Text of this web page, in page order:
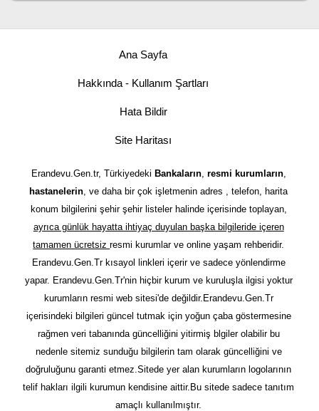
Ana Sayfa
Hakkında - Kullanım Şartları
Hata Bildir
Site Haritası
Erandevu.Gen.tr, Türkiyedeki Bankaların, resmi kurumların,
hastanelerin, ve daha bir çok işletmenin adres , telefon, harita
konum bilgilerini şehir şehir listeler halinde içerisinde toplayan,
ayrıca günlük hayatta ihtiyaç duyulan başka bilgileride içeren
tamamen ücretsizresmi kurumlar ve online yaşam rehberidir.
Erandevu.Gen.Tr kısayol linkleri içerir ve sadece yönlendirme
yapar. Erandevu.Gen.Tr'nin hiçbir kurum ve kuruluşla ilgisi yoktur
kurumların resmi web sitesi'de değildir.Erandevu.Gen.Tr
içerisindeki bilgileri güncel tutmak için yoğun çaba göstermesine
rağmen veri tabanında güncelliğini yitirmiş blgiler olabilir bu
nedenle sitemiz sunduğu bilgilerin tam olarak güncelliğini ve
doğruluğunu garanti etmez.Sitede yer alan kurumların logolarının
telif hakları ilgili kurumun kendisine aittir.Bu sitede sadece tanıtım
amaçlı kullanılmıştır.